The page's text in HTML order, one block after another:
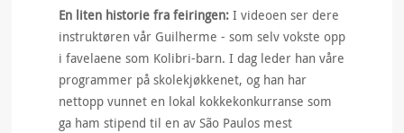
En liten historie fra feiringen: I videoen ser dere
instruktøren vår Guilherme - som selv vokste opp
i favelaene som Kolibri-barn. I dag leder han våre
programmer på skolekjøkkenet, og han har
nettopp vunnet en lokal kokkekonkurranse som
ga ham stipend til en av São Paulos mest